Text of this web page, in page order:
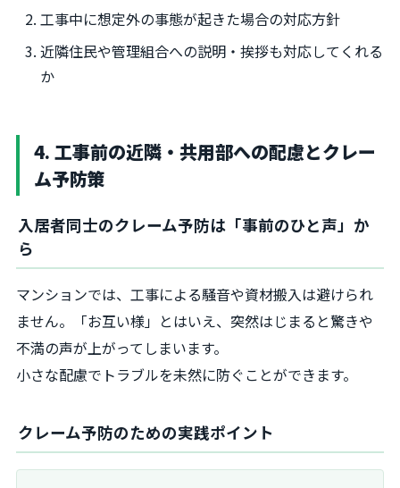
工事中に想定外の事態が起きた場合の対応方針
近隣住民や管理組合への説明・挨拶も対応してくれる
か
4. 工事前の近隣・共用部への配慮とクレー
ム予防策
入居者同士のクレーム予防は「事前のひと声」か
ら
マンションでは、工事による騒音や資材搬入は避けられ
ません。「お互い様」とはいえ、突然はじまると驚きや
不満の声が上がってしまいます。
小さな配慮でトラブルを未然に防ぐことができます。
クレーム予防のための実践ポイント